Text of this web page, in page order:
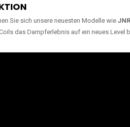
Sie sich unsere neuesten Modelle wie
das Dampferlebnis auf ein neues Level